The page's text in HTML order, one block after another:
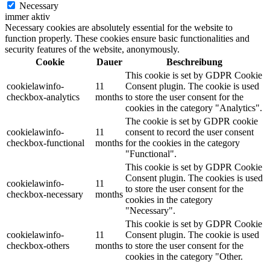
Necessary
immer aktiv
Necessary cookies are absolutely essential for the website to
function properly. These cookies ensure basic functionalities and
security features of the website, anonymously.
Cookie
Dauer Beschreibung
cookielawinfo-
checkbox-analytics
11
months
This cookie is set by GDPR Cookie
Consent plugin. The cookie is used
to store the user consent for the
cookies in the category "Analytics".
cookielawinfo-
checkbox-functional
11
months
The cookie is set by GDPR cookie
consent to record the user consent
for the cookies in the category
"Functional".
cookielawinfo-
checkbox-necessary
11
months
This cookie is set by GDPR Cookie
Consent plugin. The cookies is used
to store the user consent for the
cookies in the category
"Necessary".
cookielawinfo-
checkbox-others
11
months
This cookie is set by GDPR Cookie
Consent plugin. The cookie is used
to store the user consent for the
cookies in the category "Other.